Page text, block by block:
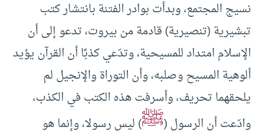
نسيج المجتمع، وبدأت بوادر الفتنة بانتشار كتب
تبشيرية (تنصيرية) قادمة من بيروت، تدعو إلى أن
الإسلام امتداد للمسيحية، وتدّعي كذبًا أن القرآن يؤيد
ألوهية المسيح وصلبه، وأن التوراة والإنجيل لم
يلحقهما تحريف، وأسرفت هذه الكتب في الكذب،
وادّعت أن الرسول (ﷺ) ليس رسولا، وإنما هو